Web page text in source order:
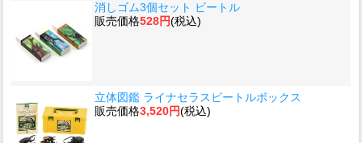
消しゴム3個セット ビートル
販売価格528円(税込)
立体図鑑 ライナセラスビートルボックス
販売価格3,520円(税込)